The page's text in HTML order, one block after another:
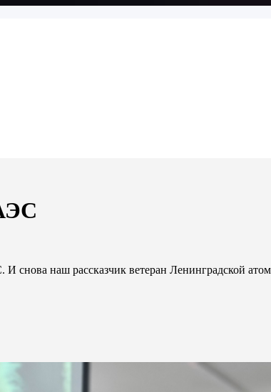
наш рассказчик ветеран Ленинградской